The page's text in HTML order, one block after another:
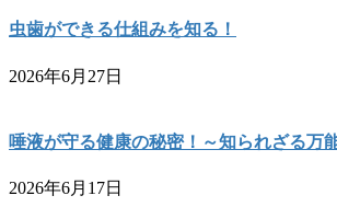
虫歯ができる仕組みを知る！
2026年6月27日
唾液が守る健康の秘密！～知られざる万
2026年6月17日